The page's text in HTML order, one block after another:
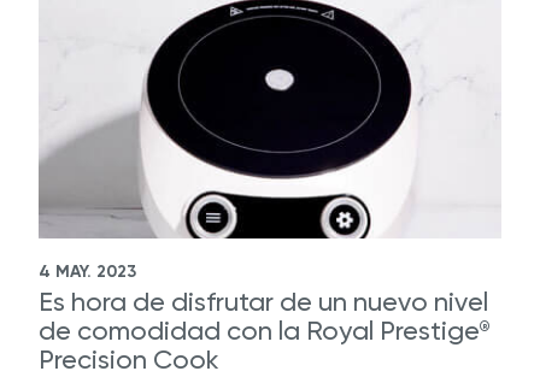
4 MAY. 2023
Es hora de disfrutar de un nuevo nivel
de comodidad con la Royal Prestige®
Precision Cook